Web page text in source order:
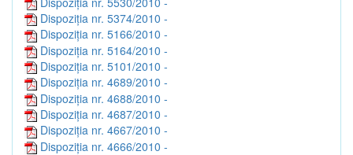
Dispoziția nr. 5374/2010 -
Dispoziția nr. 5166/2010 -
Dispoziția nr. 5164/2010 -
Dispoziția nr. 5101/2010 -
Dispoziția nr. 4689/2010 -
Dispoziția nr. 4688/2010 -
Dispoziția nr. 4687/2010 -
Dispoziția nr. 4667/2010 -
Dispoziția nr. 4666/2010 -